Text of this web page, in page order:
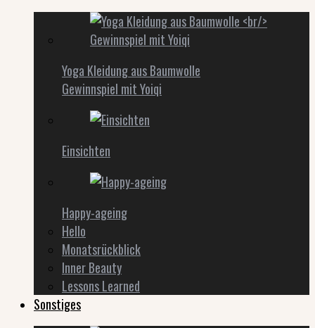
Yoga Kleidung aus Baumwolle
Gewinnspiel mit Yoiqi
Einsichten
Happy-ageing
Hello
Monatsrückblick
Inner Beauty
Lessons Learned
Sonstiges